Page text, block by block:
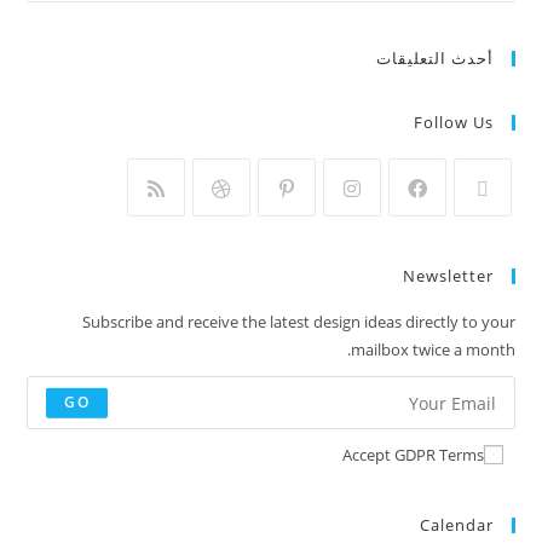
أحدث التعليقات
Follow Us
Newsletter
Subscribe and receive the latest design ideas directly to your
mailbox twice a month.
GO
Accept GDPR Terms
Calendar